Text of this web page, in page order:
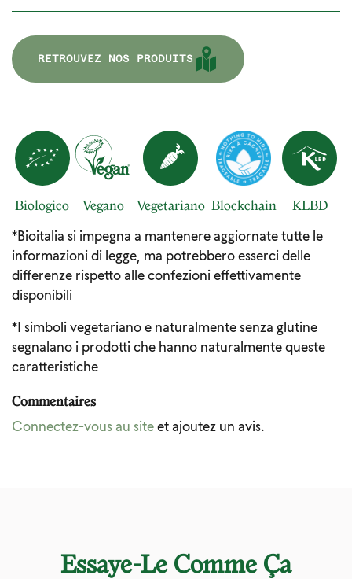
RETROUVEZ NOS PRODUITS
Biologico Vegano Vegetariano Blockchain KLBD
*Bioitalia si impegna a mantenere aggiornate tutte le
informazioni di legge, ma potrebbero esserci delle
differenze rispetto alle confezioni effettivamente
disponibili
*I simboli vegetariano e naturalmente senza glutine
segnalano i prodotti che hanno naturalmente queste
caratteristiche
Commentaires
Connectez-vous au siteet ajoutez un avis.
Essaye-Le Comme Ça